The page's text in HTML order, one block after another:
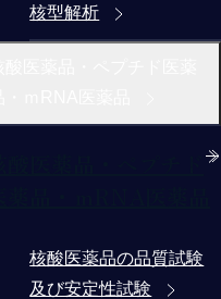
核型解析
核酸医薬品の品質試験
及び安定性試験